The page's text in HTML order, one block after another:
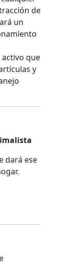
de
un
que
y
dará ese